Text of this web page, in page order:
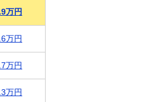
万円
万円
万円
万円